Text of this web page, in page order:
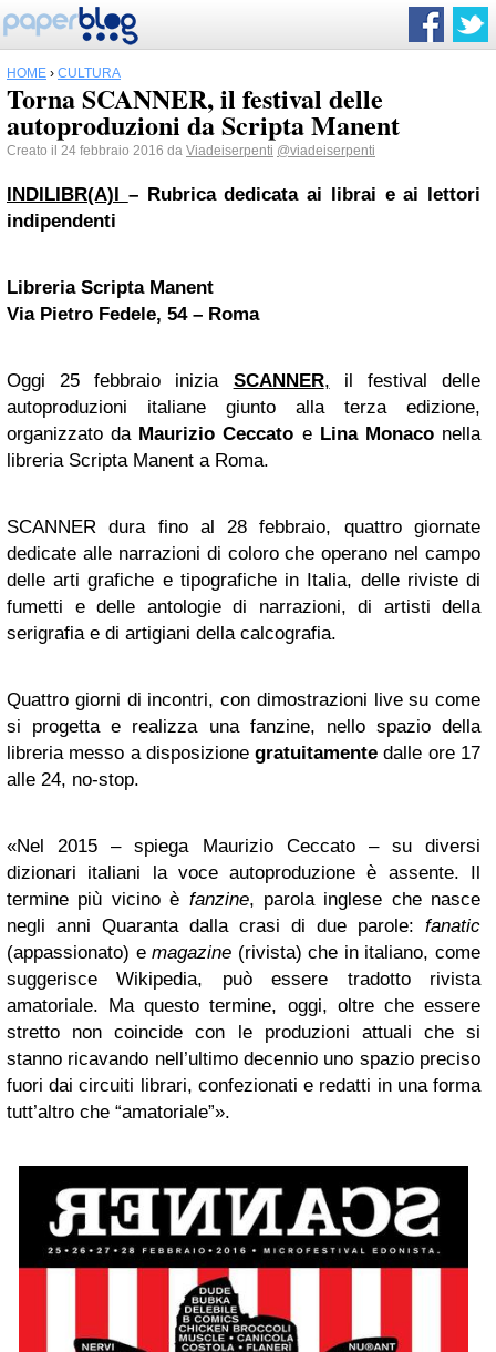
HOME › CULTURA
Torna SCANNER, il festival delle
autoproduzioni da Scripta Manent
Creato il 24 febbraio 2016 da Viadeiserpenti @viadeiserpenti
INDILIBR(A)I – Rubrica dedicata ai librai e ai lettori
indipendenti
Libreria Scripta Manent
Via Pietro Fedele, 54 – Roma
Oggi 25 febbraio inizia SCANNER, il festival delle
autoproduzioni italiane giunto alla terza edizione,
organizzato da Maurizio Ceccato e Lina Monaconella
libreria Scripta Manent a Roma.
SCANNER dura fino al 28 febbraio, quattro giornate
dedicate alle narrazioni di coloro che operano nel campo
delle arti grafiche e tipografiche in Italia, delle riviste di
fumetti e delle antologie di narrazioni, di artisti della
serigrafia e di artigiani della calcografia.
Quattro giorni di incontri, con dimostrazioni live su come
si progetta e realizza una fanzine, nello spazio della
libreria messo a disposizionegratuitamente dalle ore 17
alle 24, no-stop.
«Nel 2015 – spiega Maurizio Ceccato – su diversi
dizionari italiani la voce autoproduzione è assente. Il
termine più vicino è fanzine, parola inglese che nasce
negli anni Quaranta dalla crasi di due parole: fanatic
(appassionato) emagazine (rivista) che in italiano, come
suggerisce Wikipedia, può essere tradotto rivista
amatoriale. Ma questo termine, oggi, oltre che essere
stretto non coincide con le produzioni attuali che si
stanno ricavando nell’ultimo decennio uno spazio preciso
fuori dai circuiti librari, confezionati e redatti in una forma
tutt’altro che “amatoriale”».